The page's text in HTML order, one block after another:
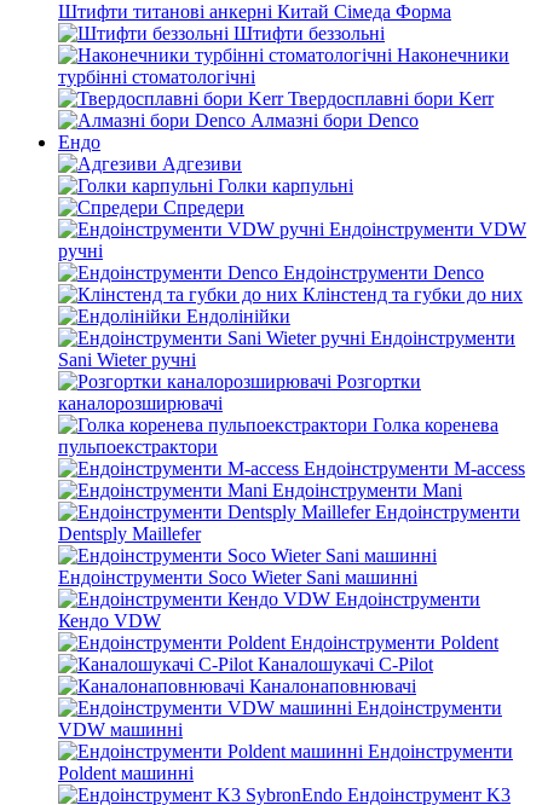
Штифти титанові анкерні Китай Сімеда Форма
Штифти беззольні
Наконечники
турбінні стоматологічні
Твердосплавні бори Kerr
Алмазні бори Denco
Ендо
Адгезиви
Голки карпульні
Спредери
Ендоінструменти VDW
ручні
Ендоінструменти Denco
Клінстенд та губки до них
Ендолінійки
Ендоінструменти
Sani Wieter ручні
Розгортки
каналорозширювачі
Голка коренева
пульпоекстрактори
Ендоінструменти M-access
Ендоінструменти Mani
Ендоінструменти
Dentsply Maillefer
Ендоінструменти Soco Wieter Sani машинні
Ендоінструменти
Кендо VDW
Ендоінструменти Poldent
Каналошукачі C-Pilot
Каналонаповнювачі
Ендоінструменти
VDW машинні
Ендоінструменти
Poldent машинні
Ендоінструмент K3